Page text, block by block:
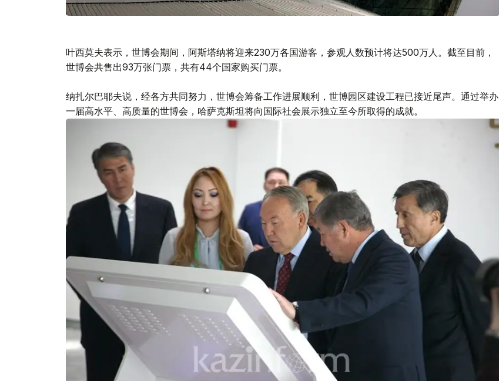
叶西莫夫表示，世博会期间，阿斯塔纳将迎来230万各国游客，参观人数预计将达500万人。截至目前，
世博会共售出93万张门票，共有44个国家购买门票。
纳扎尔巴耶夫说，经各方共同努力，世博会筹备工作进展顺利，世博园区建设工程已接近尾声。通过举办
一届高水平、高质量的世博会，哈萨克斯坦将向国际社会展示独立至今所取得的成就。